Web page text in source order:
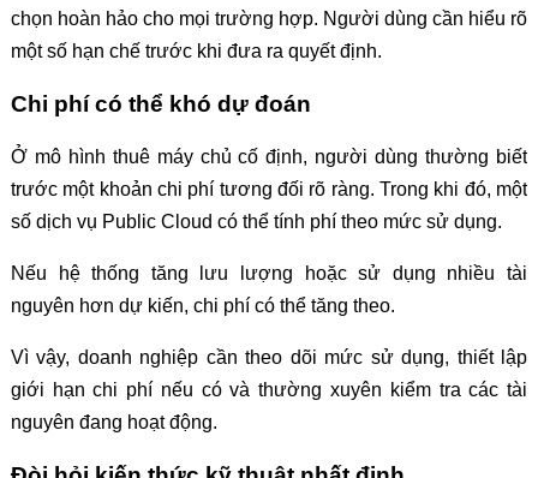
chọn hoàn hảo cho mọi trường hợp. Người dùng cần hiểu rõ
một số hạn chế trước khi đưa ra quyết định.
Chi phí có thể khó dự đoán
Ở mô hình thuê máy chủ cố định, người dùng thường biết
trước một khoản chi phí tương đối rõ ràng. Trong khi đó, một
số dịch vụ Public Cloud có thể tính phí theo mức sử dụng.
Nếu hệ thống tăng lưu lượng hoặc sử dụng nhiều tài
nguyên hơn dự kiến, chi phí có thể tăng theo.
Vì vậy, doanh nghiệp cần theo dõi mức sử dụng, thiết lập
giới hạn chi phí nếu có và thường xuyên kiểm tra các tài
nguyên đang hoạt động.